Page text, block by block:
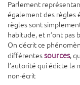
Parlement
également des règles
règles sont
habitude, et n’ont pas
On décrit ce
différentessources,
l’autorité qui édicte la
non-écrit